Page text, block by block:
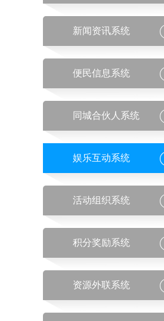
新闻资讯系统
便民信息系统
同城合伙人系统
娱乐互动系统
活动组织系统
积分奖励系统
资源外联系统